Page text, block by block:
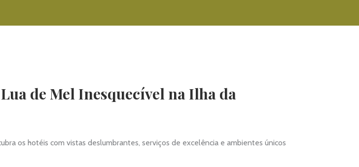
de Mel Inesquecível na Ilha da
os hotéis com vistas deslumbrantes, serviços de excelência e ambientes únicos